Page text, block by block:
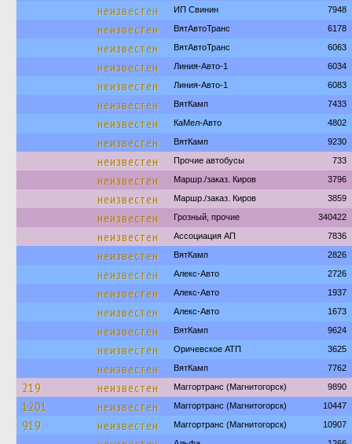
неизвестен ИП Свинин 7948
неизвестен ВятАвтоТранс 6178
неизвестен ВятАвтоТранс 6063
неизвестен Линия-Авто-1 6034
неизвестен Линия-Авто-1 6083
неизвестен ВятКамп 7433
неизвестен КаМел-Авто 4802
неизвестен ВятКамп 9230
неизвестен Прочие автобусы 733
неизвестен Маршр./заказ. Киров 3796
неизвестен Маршр./заказ. Киров 3859
неизвестен Грозный, прочие 340422
неизвестен Ассоциация АП 7836
неизвестен ВятКамп 2826
неизвестен Алекс-Авто 2726
неизвестен Алекс-Авто 1937
неизвестен Алекс-Авто 1673
неизвестен ВятКамп 9624
неизвестен Оричевское АТП 3625
неизвестен ВятКамп 7762
219 неизвестен Маггортранс (Магнитогорск) 9890
1201 неизвестен Маггортранс (Магнитогорск) 10447
919 неизвестен Маггортранс (Магнитогорск) 10907